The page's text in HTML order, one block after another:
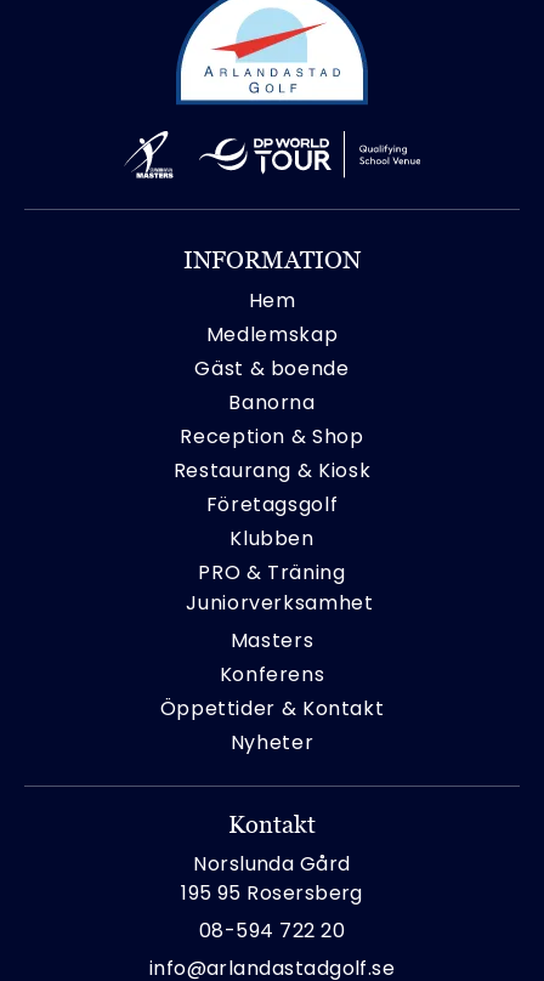
INFORMATION
Hem
Medlemskap
Gäst & boende
Banorna
Reception & Shop
Restaurang & Kiosk
Företagsgolf
Klubben
PRO & Träning
Juniorverksamhet
Masters
Konferens
Öppettider & Kontakt
Nyheter
Kontakt
Norslunda Gård
195 95 Rosersberg
08-594 722 20
info@arlandastadgolf.se